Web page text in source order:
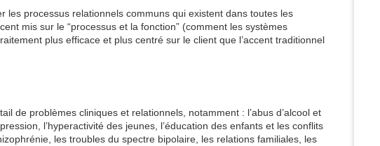
processus relationnels communs qui existent dans toutes les
mis sur le “processus et la fonction” (comment les systèmes
plus efficace et plus centré sur le client que l’accent traditionnel
de problèmes cliniques et relationnels, notamment : l’abus d’alcool et
l’hyperactivité des jeunes, l’éducation des enfants et les conflits
les troubles du spectre bipolaire, les relations familiales, les